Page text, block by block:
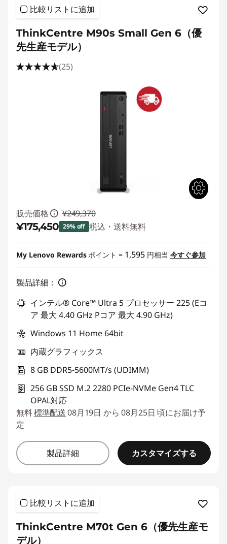
比較リストに追加
ThinkCentre M90s Small Gen 6（優
先生産モデル）
(25)
販売価格 ¥249,370
¥175,450 29% off 税込・送料無料
特別割引 :-¥73,920
My Lenovo Rewardsポイント = 1,595 円相当 今すぐ参加
製品詳細：
インテル® Core™ Ultra 5 プロセッサー 225 (Eコ
ア 最大 4.40 GHz Pコア 最大 4.90 GHz)
Windows 11 Home 64bit
内蔵グラフィックス
8 GB DDR5-5600MT/s (UDIMM)
256 GB SSD M.2 2280 PCIe-NVMe Gen4 TLC
OPAL対応
無料標準配送08月19日 から 08月25日 頃にお届け予
定
製品詳細 カスタマイズする
比較リストに追加
ThinkCentre M70t Gen 6（優先生産モ
デル）